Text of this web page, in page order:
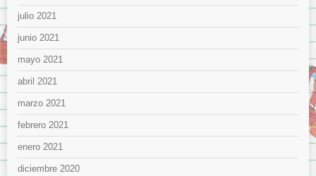
julio 2021
junio 2021
mayo 2021
abril 2021
marzo 2021
febrero 2021
enero 2021
diciembre 2020